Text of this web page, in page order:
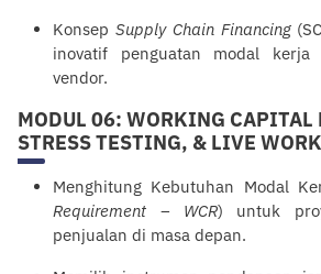
Konsep Supply Chain Financing
inovatif penguatan modal kerja
vendor.
MODUL 06: WORKING
STRESS TESTING, & LIVE
Menghitung Kebutuhan Modal
Requirement – WCR) untuk
penjualan di masa depan.